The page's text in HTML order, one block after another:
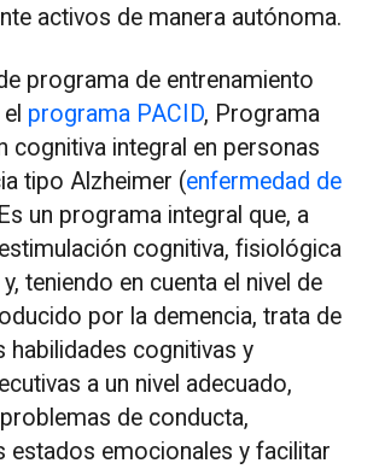
activos de manera autónoma.
programa de entrenamiento
programa PACID, Programa
cognitiva integral en personas
tipo Alzheimer (enfermedad de
un programa integral que, a
cognitiva, fisiológica
teniendo en cuenta el nivel de
por la demencia, trata de
habilidades cognitivas y
a un nivel adecuado,
de conducta,
estados emocionales y facilitar